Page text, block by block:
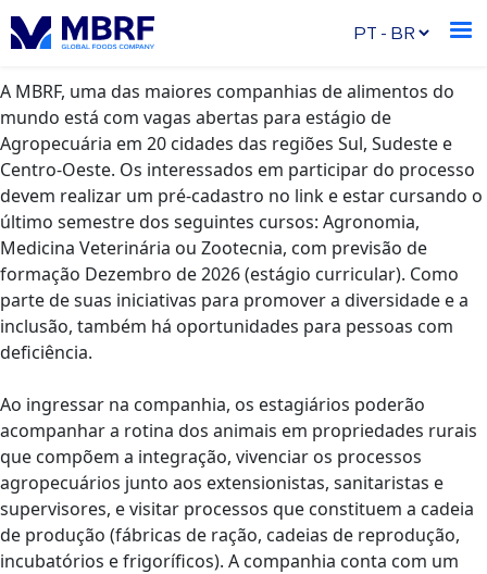
O programa conta com bolsa auxílio de R$ 2.466 e vagas
em mais de 20 cidades do país
A MBRF, uma das maiores companhias de alimentos do
mundo está com vagas abertas para estágio de
Agropecuária em 20 cidades das regiões Sul, Sudeste e
Centro-Oeste. Os interessados em participar do processo
devem realizar um pré-cadastro no link e estar cursando o
último semestre dos seguintes cursos: Agronomia,
Medicina Veterinária ou Zootecnia, com previsão de
formação Dezembro de 2026 (estágio curricular). Como
parte de suas iniciativas para promover a diversidade e a
inclusão, também há oportunidades para pessoas com
deficiência.
Ao ingressar na companhia, os estagiários poderão
acompanhar a rotina dos animais em propriedades rurais
que compõem a integração, vivenciar os processos
agropecuários junto aos extensionistas, sanitaristas e
supervisores, e visitar processos que constituem a cadeia
de produção (fábricas de ração, cadeias de reprodução,
incubatórios e frigoríficos). A companhia conta com um